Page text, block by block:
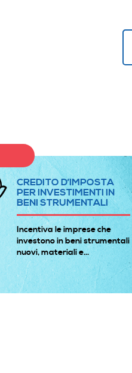
CREDITO D’IMPOSTA
PER INVESTIMENTI IN
BENI STRUMENTALI
Incentiva le imprese che
investono in beni strumentali
nuovi, materiali e...